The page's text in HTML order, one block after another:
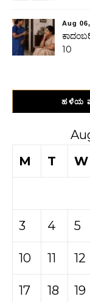
Aug
10
ಹಳೆಯ
M
T W
3 4 5
10 11 12
17 18 19